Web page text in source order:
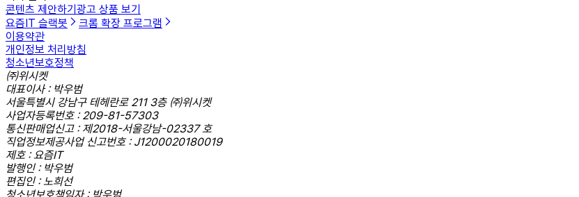
콘텐츠 제안하기 광고 상품 보기
요즘IT 슬랙봇
크롬 확장 프로그램
이용약관
개인정보 처리방침
청소년보호정책
㈜위시켓
대표이사 : 박우범
서울특별시 강남구 테헤란로 211 3층 ㈜위시켓
사업자등록번호 : 209-81-57303
통신판매업신고 : 제2018-서울강남-02337 호
직업정보제공사업 신고번호 : J1200020180019
제호 : 요즘IT
발행인 : 박우범
편집인 : 노희선